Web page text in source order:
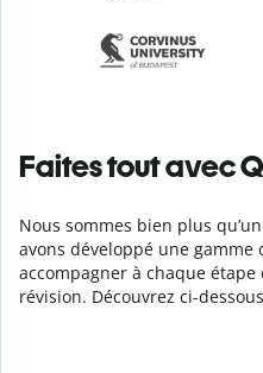
Faites tout avec
Nous sommes bien plus
avons développé une gamme
accompagner à chaque
révision. Découvrez ci-